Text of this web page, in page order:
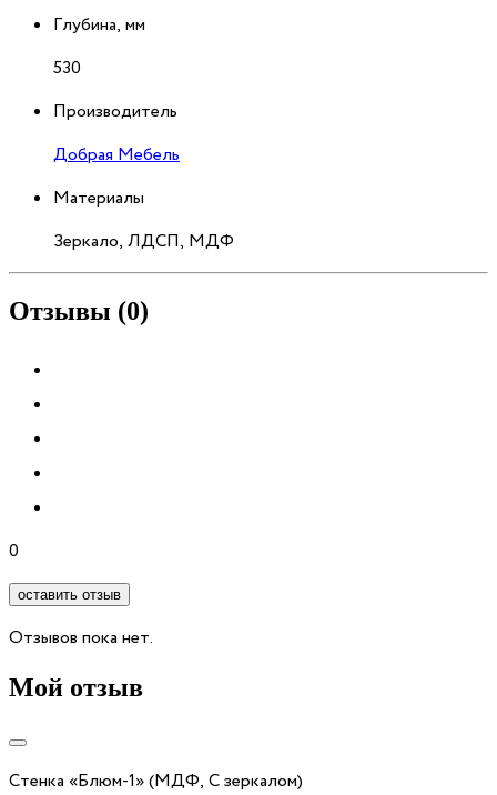
Глубина, мм
530
Производитель
Добрая Мебель
Материалы
Зеркало, ЛДСП, МДФ
Отзывы (0)
0
оставить отзыв
Отзывов пока нет.
Мой отзыв
Стенка «Блюм-1» (МДФ, С зеркалом)